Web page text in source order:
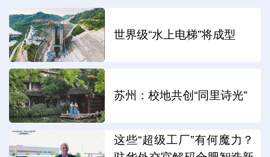
世界级“水上电梯”将成型
苏州：校地共创“同里诗光”
这些“超级工厂”有何魔力？